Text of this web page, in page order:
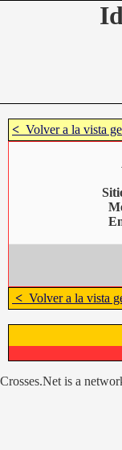
< Volver a la vista
< Volver a la vista
Crosses.Net is a